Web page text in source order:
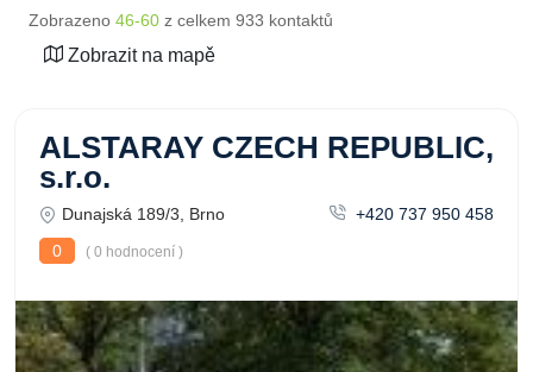
Zobrazeno 46-60 z celkem 933 kontaktů
Zobrazit na mapě
ALSTARAY CZECH REPUBLIC,
s.r.o.
Dunajská 189/3, Brno
+420 737 950 458
0
( 0 hodnocení )